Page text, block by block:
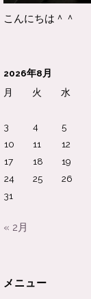
こんにちは＾＾
2026年8月
月
火 水
3
4 5
10
11 12
17
18 19
24
25 26
31
« 2月
メニュー